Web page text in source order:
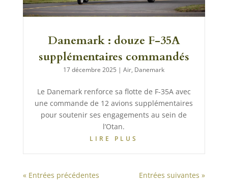
Danemark : douze F-35A
supplémentaires commandés
17 décembre 2025 |Air, Danemark
Le Danemark renforce sa flotte de F-35A avec
une commande de 12 avions supplémentaires
pour soutenir ses engagements au sein de
l’Otan.
LIRE PLUS
« Entrées précédentes Entrées suivantes »